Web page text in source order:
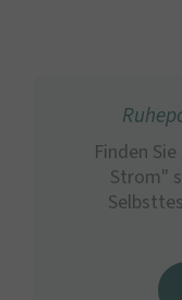
Finden
Strom"